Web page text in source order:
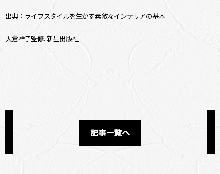
出典：ライフスタイルを生かす素敵なインテリアの基本
大倉祥子監修. 新星出版社
記事一覧へ